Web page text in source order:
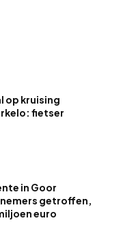
op kruising
fietser
in Goor
getroffen,
euro